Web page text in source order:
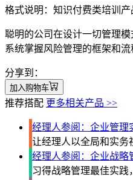
格式说明：知识付费类培训产
聪明的公司在设计一切管理
系统掌握风险管理的框架和
分享到：
加入购物车
推荐搭配 更多相关产品 >>
经理人参阅：企业管理
让经理人以全局和实务
经理人参阅：企业战略
习得战略管理最佳实